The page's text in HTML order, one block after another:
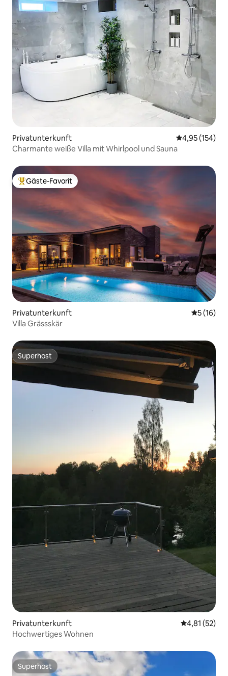
Privatunterkunft
4,95 (154)
Charmante weiße Villa mit Whirlpool und Sauna
Beliebter Gäste-Favorit.
Gäste-Favorit
Privatunterkunft
5 (16)
Villa Grässskär
Superhost
Superhost
Privatunterkunft
4,81 (52)
Hochwertiges Wohnen
Superhost
Superhost